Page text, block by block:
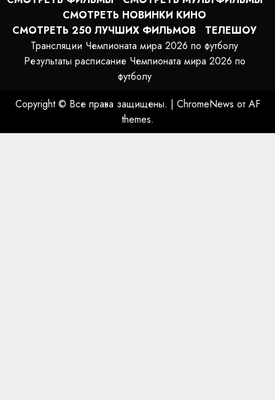
СМОТРЕТЬ НОВИНКИ КИНО
СМОТРЕТЬ 250 ЛУЧШИХ ФИЛЬМОВ
ТЕЛЕШОУ
Трансляции Чемпионата мира 2026 по футболу
Результаты расписание Чемпионата мира 2026 по
футболу
Copyright © Все права защищены. | ChromeNews от AF
themes.